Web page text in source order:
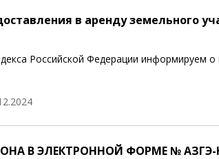
в аренду земельного
Российской Федерации информируем
В ЭЛЕКТРОННОЙ ФОРМЕ № АЗГЭ-